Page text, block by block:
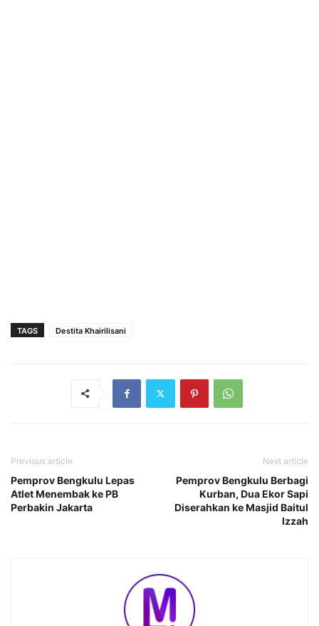
TAGS Destita Khairilisani
Previous article
Pemprov Bengkulu Lepas
Atlet Menembak ke PB
Perbakin Jakarta
Next article
Pemprov Bengkulu Berbagi
Kurban, Dua Ekor Sapi
Diserahkan ke Masjid Baitul
Izzah